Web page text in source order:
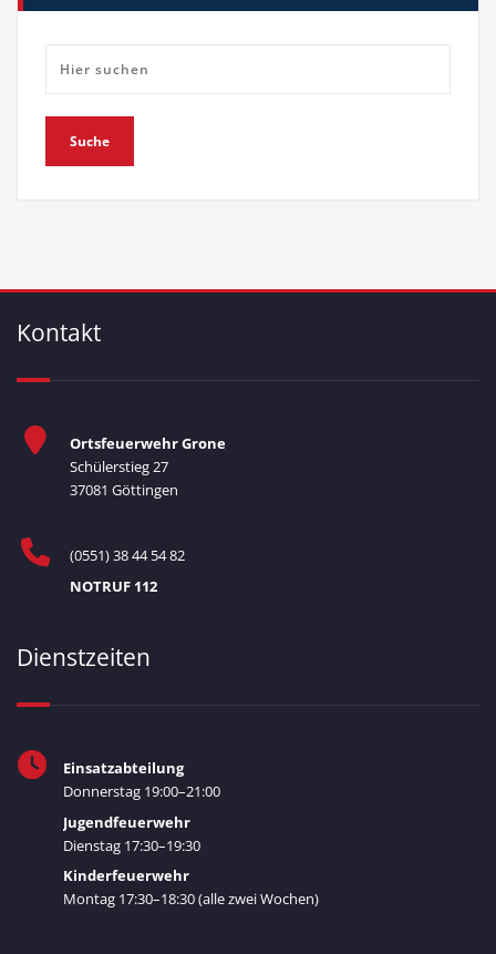
Kontakt
Ortsfeuerwehr Grone
Schülerstieg 27
37081 Göttingen
(0551) 38 44 54 82
NOTRUF 112
Dienstzeiten
Einsatzabteilung
Donnerstag 19:00–21:00
Jugendfeuerwehr
Dienstag 17:30–19:30
Kinderfeuerwehr
Montag 17:30–18:30 (alle zwei Wochen)